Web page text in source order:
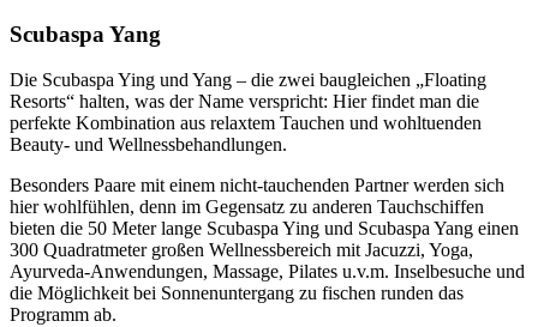
Scubaspa Yang
Die Scubaspa Ying und Yang – die zwei baugleichen „Floating
Resorts“ halten, was der Name verspricht: Hier findet man die
perfekte Kombination aus relaxtem Tauchen und wohltuenden
Beauty- und Wellnessbehandlungen.
Besonders Paare mit einem nicht-tauchenden Partner werden sich
hier wohlfühlen, denn im Gegensatz zu anderen Tauchschiffen
bieten die 50 Meter lange Scubaspa Ying und Scubaspa Yang einen
300 Quadratmeter großen Wellnessbereich mit Jacuzzi, Yoga,
Ayurveda-Anwendungen, Massage, Pilates u.v.m. Inselbesuche und
die Möglichkeit bei Sonnenuntergang zu fischen runden das
Programm ab.